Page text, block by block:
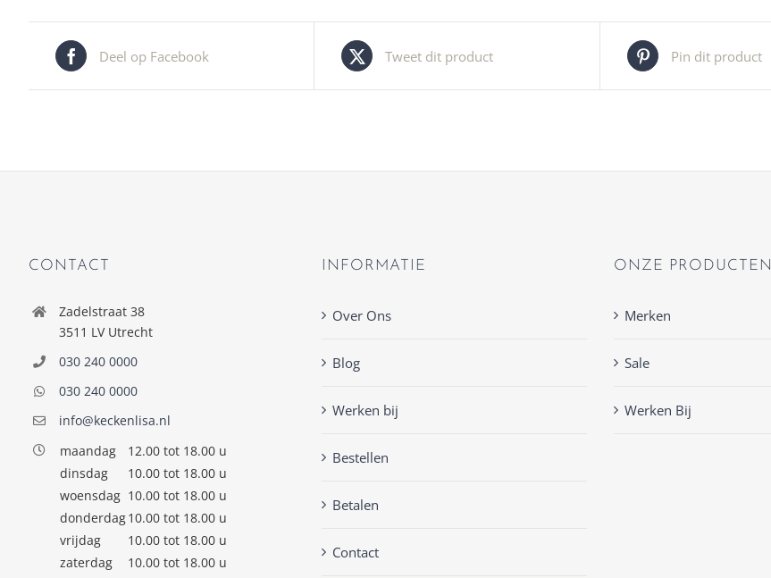
Deel op Facebook Tweet dit product Pin dit product
CONTACT
Zadelstraat 38
3511 LV Utrecht
030 240 0000
030 240 0000
info@keckenlisa.nl
maandag
12.00 tot 18.00 u
dinsdag
10.00 tot 18.00 u
woensdag 10.00 tot 18.00 u
donderdag10.00 tot 18.00 u
vrijdag
10.00 tot 18.00 u
zaterdag
10.00 tot 18.00 u
INFORMATIE
Over Ons
Blog
Werken bij
Bestellen
Betalen
Contact
ONZE PRODUCTEN
Merken
Sale
Werken Bij